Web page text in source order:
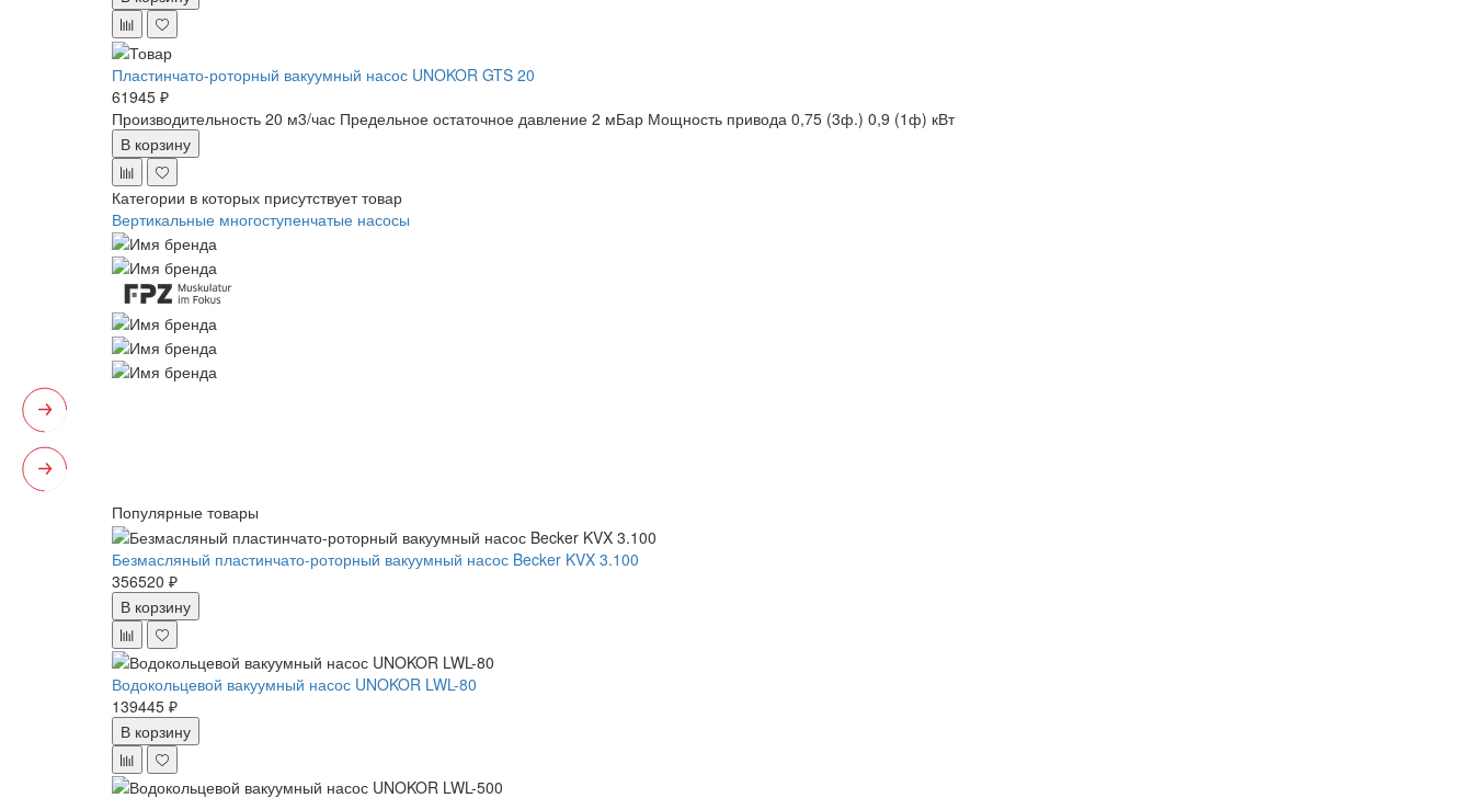
Пластинчато-роторный вакуумный насос UNOKOR GTS 20
61945 ₽
Производительность 20 м3/час Предельное остаточное давление 2 мБар Мощность привода 0,75 (3ф.) 0,9 (1ф) кВт
В корзину
Категории в которых присутствует товар
Вертикальные многоступенчатые насосы
Популярные товары
Безмасляный пластинчато-роторный вакуумный насос Becker KVX 3.100
356520 ₽
В корзину
Водокольцевой вакуумный насос UNOKOR LWL-80
139445 ₽
В корзину